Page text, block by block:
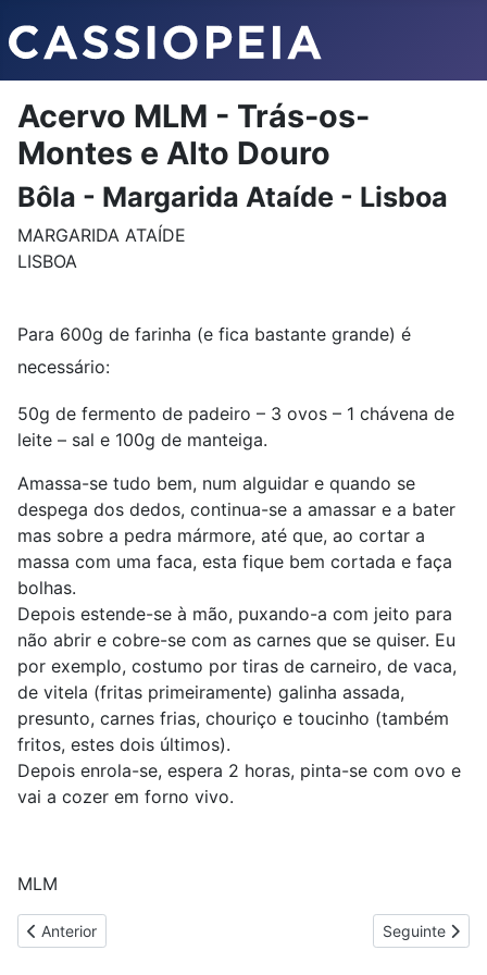
Acervo MLM - Trás-os-
Montes e Alto Douro
Bôla - Margarida Ataíde - Lisboa
MARGARIDA ATAÍDE
LISBOA
Para 600g de farinha (e fica bastante grande) é
necessário:
50g de fermento de padeiro – 3 ovos – 1 chávena de
leite – sal e 100g de manteiga.
Amassa-se tudo bem, num alguidar e quando se
despega dos dedos, continua-se a amassar e a bater
mas sobre a pedra mármore, até que, ao cortar a
massa com uma faca, esta fique bem cortada e faça
bolhas.
Depois estende-se à mão, puxando-a com jeito para
não abrir e cobre-se com as carnes que se quiser. Eu
por exemplo, costumo por tiras de carneiro, de vaca,
de vitela (fritas primeiramente) galinha assada,
presunto, carnes frias, chouriço e toucinho (também
fritos, estes dois últimos).
Depois enrola-se, espera 2 horas, pinta-se com ovo e
vai a cozer em forno vivo.
MLM
Artigo anterior: Bola - D. Celeste
Anterior Artigo
Seguinte